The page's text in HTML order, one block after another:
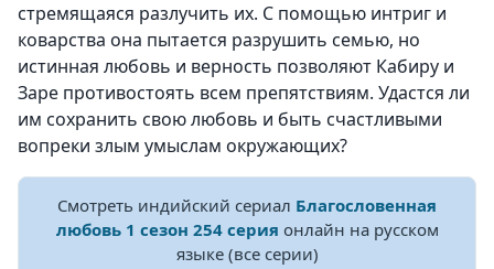
стремящаяся разлучить их. С помощью интриг и
коварства она пытается разрушить семью, но
истинная любовь и верность позволяют Кабиру и
Заре противостоять всем препятствиям. Удастся ли
им сохранить свою любовь и быть счастливыми
вопреки злым умыслам окружающих?
Смотреть индийский сериал Благословенная
любовь 1 сезон 254 серия онлайн на русском
языке (все серии)